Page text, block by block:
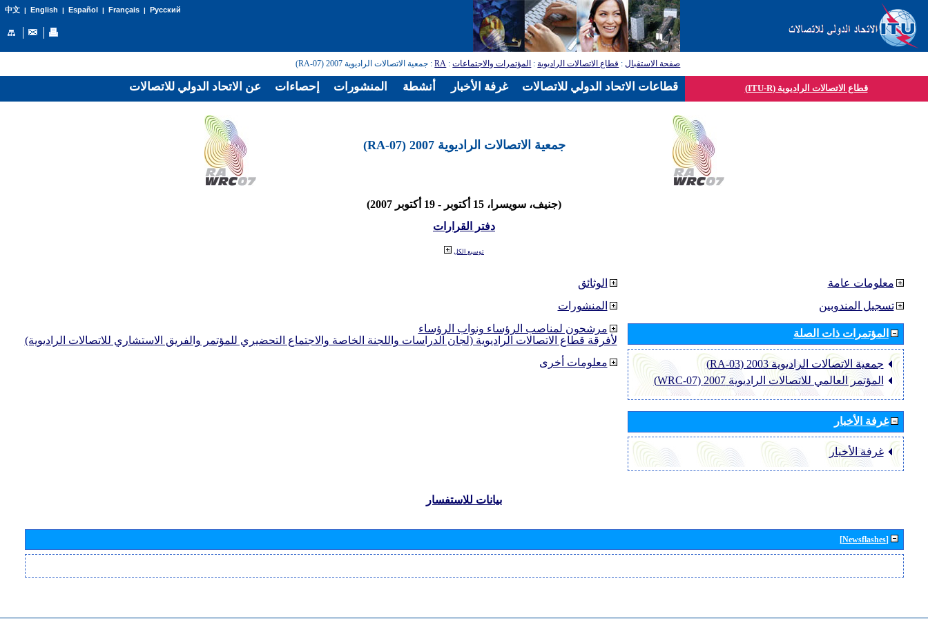
中文| English | Español | Français| Русский
صفحة الاستقبال: قطاع الاتصالات الراديوية: المؤتمرات والاجتماعات:
RA: جمعية الاتصالات الراديوية 2007 (RA-07)
قطاع الاتصالات الراديوية (ITU-R)
جمعية الاتصالات الراديوية 2007 (RA-07)
(جنيف، سويسرا، 15 أكتوبر - 19 أكتوبر 2007)
دفتر القرارات
توسيع الكل
الوثائق
المنشورات
مرشحون لمناصب الرؤساء ونواب الرؤساء
لأفرقة قطاع الاتصالات الراديوية (لجان الدراسات واللجنة الخاصة والاجتماع التحضيري للمؤتمر والفريق الاستشاري للاتصالات الراديوية)
معلومات أخرى
معلومات عامة
تسجيل المندوبين
المؤتمرات ذات الصلة
جمعية الاتصالات الراديوية 2003 (RA-03)
المؤتمر العالمي للاتصالات الراديوية 2007 (WRC-07)
غرفة الأخبار
غرفة الأخبار
بيانات للاستفسار
[Newsflashes]
عن الاتحاد الدولي للاتصالات إحصاءات المنشورات أنشطة غرفة الأخبار قطاعات الاتحاد الدولي للاتصالات